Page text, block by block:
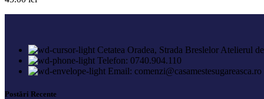
Cetatea Oradea, Strada Breslelor Atelierul
Telefon: 0740.904.110
Email: comenzi@casamestesugareasca.ro
Postări Recente